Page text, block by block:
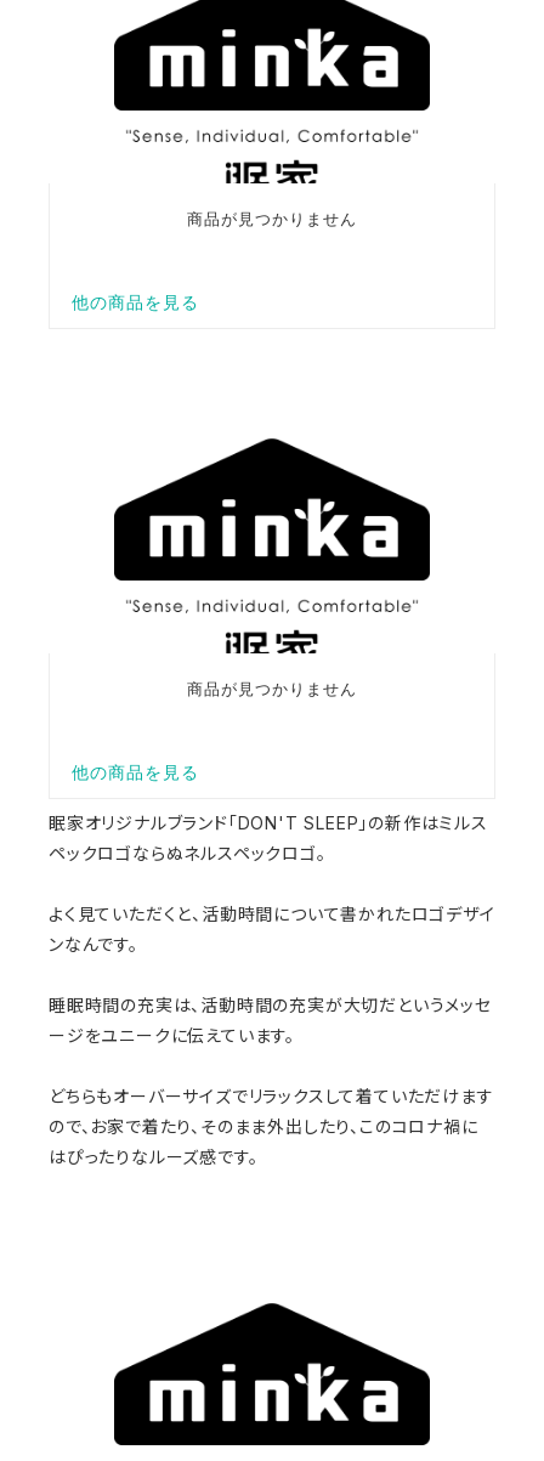
眠家オリジナルブランド「DON'T SLEEP」の新作はミルス
ペックロゴならぬネルスペックロゴ。
よく見ていただくと、活動時間について書かれたロゴデザイ
ンなんです。
睡眠時間の充実は、活動時間の充実が大切だというメッセ
ージをユニークに伝えています。
どちらもオーバーサイズでリラックスして着ていただけます
ので、お家で着たり、そのまま外出したり、このコロナ禍に
はぴったりなルーズ感です。